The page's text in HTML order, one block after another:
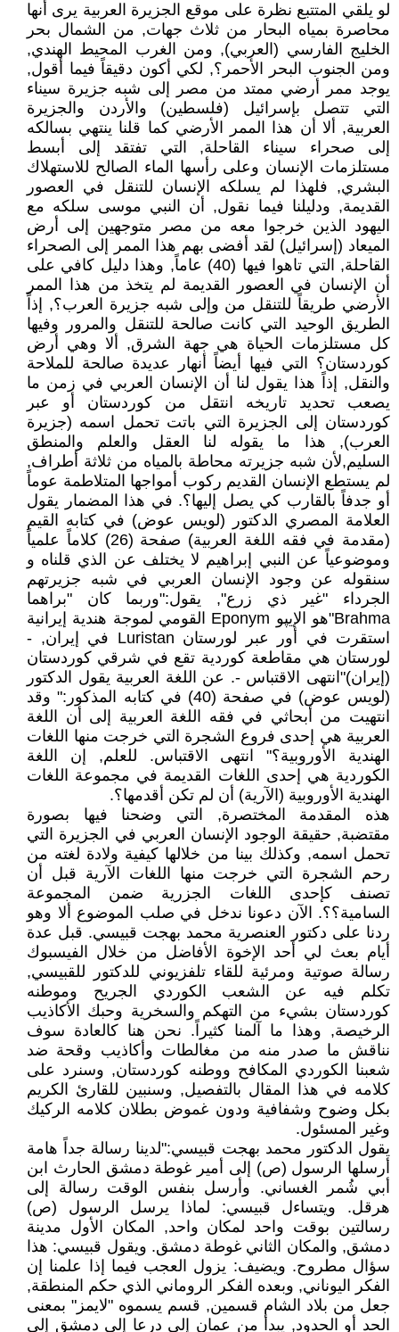
لو يلقي المتتبع نظرة على موقع الجزيرة العربية يرى أنها
محاصرة بمياه البحار من ثلاث جهات, من الشمال بحر
الخليج الفارسي (العربي), ومن الغرب المحيط الهندي,
ومن الجنوب البحر الأحمر؟, لكي أكون دقيقاً فيما أقول,
يوجد ممر أرضي ممتد من مصر إلى شبه جزيرة سيناء
التي تتصل بإسرائيل (فلسطين) والأردن والجزيرة
العربية, ألا أن هذا الممر الأرضي كما قلنا ينتهي بسالكه
إلى صحراء سيناء القاحلة, التي تفتقد إلى أبسط
مستلزمات الإنسان وعلى رأسها الماء الصالح للاستهلاك
البشري, فلهذا لم يسلكه الإنسان للتنقل في العصور
القديمة, ودليلنا فيما نقول, أن النبي موسى سلكه مع
اليهود الذين خرجوا معه من مصر متوجهين إلى أرض
الميعاد (إسرائيل) لقد أفضى بهم هذا الممر إلى الصحراء
القاحلة, التي تاهوا فيها (40) عاماً, وهذا دليل كافي على
أن الإنسان في العصور القديمة لم يتخذ من هذا الممر
الأرضي طريقاً للتنقل من وإلى شبه جزيرة العرب؟, إذاً
الطريق الوحيد التي كانت صالحة للتنقل والمرور وفيها
كل مستلزمات الحياة هي جهة الشرق, ألا وهي أرض
كوردستان؟ التي فيها أيضاً أنهار عديدة صالحة للملاحة
والنقل, إذاً هذا يقول لنا أن الإنسان العربي في زمن ما
يصعب تحديد تاريخه انتقل من كوردستان أو عبر
كوردستان إلى الجزيرة التي باتت تحمل اسمه (جزيرة
العرب), هذا ما يقوله لنا العقل والعلم والمنطق
السليم,لأن شبه جزيرته محاطة بالمياه من ثلاثة أطراف,
لم يستطع الإنسان القديم ركوب أمواجها المتلاطمة عوماً
أو جدفاً بالقارب كي يصل إليها؟. في هذا المضمار يقول
العلامة المصري الدكتور (لويس عوض) في كتابه القيم
(مقدمة في فقه اللغة العربية) صفحة (26) كلاماً علمياً
وموضوعياً عن النبي إبراهيم لا يختلف عن الذي قلناه و
سنقوله عن وجود الإنسان العربي في شبه جزيرتهم
الجرداء "غير ذي زرع", يقول:"وربما كان "براهما
Brahma"هو الإيپو Eponym القومي لموجة هندية إيرانية
استقرت في أور عبر لورستان Luristan في إيران, -
لورستان هي مقاطعة كوردية تقع في شرقي كوردستان
(إيران)"انتهى الاقتباس -. عن اللغة العربية يقول الدكتور
(لويس عوض) في صفحة (40) في كتابه المذكور:" وقد
انتهيت من أبحاثي في فقه اللغة العربية إلى أن اللغة
العربية هي إحدى فروع الشجرة التي خرجت منها اللغات
الهندية الأوروبية؟" انتهى الاقتباس. للعلم, إن اللغة
الكوردية هي إحدى اللغات القديمة في مجموعة اللغات
الهندية الأوروبية (الآرية) أن لم تكن أقدمها؟.
هذه المقدمة المختصرة, التي وضحنا فيها بصورة
مقتضبة, حقيقة الوجود الإنسان العربي في الجزيرة التي
تحمل اسمه, وكذلك بينا من خلالها كيفية ولادة لغته من
رحم الشجرة التي خرجت منها اللغات الآرية قبل أن
تصنف كإحدى اللغات الجزرية ضمن المجموعة
السامية؟؟. الآن دعونا ندخل في صلب الموضوع ألا وهو
ردنا على دكتور العنصرية محمد بهجت قبيسي. قبل عدة
أيام بعث لي أحد الإخوة الأفاضل من خلال الفيسبوك
رسالة صوتية ومرئية للقاء تلفزيوني للدكتور للقبيسي,
تكلم فيه عن الشعب الكوردي الجريح وموطنه
كوردستان بشيء من التهكم والسخرية وحبك الأكاذيب
الرخيصة, وهذا ما آلمنا كثيراً. نحن هنا كالعادة سوف
نناقش ما صدر منه من مغالطات وأكاذيب وقحة ضد
شعبنا الكوردي المكافح ووطنه كوردستان, وسنرد على
كلامه في هذا المقال بالتفصيل, وسنبين للقارئ الكريم
بكل وضوح وشفافية ودون غموض بطلان كلامه الركيك
وغير المسئول.
يقول الدكتور محمد بهجت قبيسي:"لدينا رسالة جداً هامة
أرسلها الرسول (ص) إلى أمير غوطة دمشق الحارث ابن
أبي شُمر الغساني. وأرسل بنفس الوقت رسالة إلى
هرقل. ويتساءل قبيسي: لماذا يرسل الرسول (ص)
رسالتين بوقت واحد لمكان واحد, المكان الأول مدينة
دمشق, والمكان الثاني غوطة دمشق. ويقول قبيسي: هذا
سؤال مطروح. ويضيف: يزول العجب فيما إذا علمنا إن
الفكر اليوناني, وبعده الفكر الروماني الذي حكم المنطقة,
جعل من بلاد الشام قسمين, قسم يسموه "لايمز" بمعنى
الحد أو الحدود, يبدأ من عمان إلى درعا إلى دمشق إلى